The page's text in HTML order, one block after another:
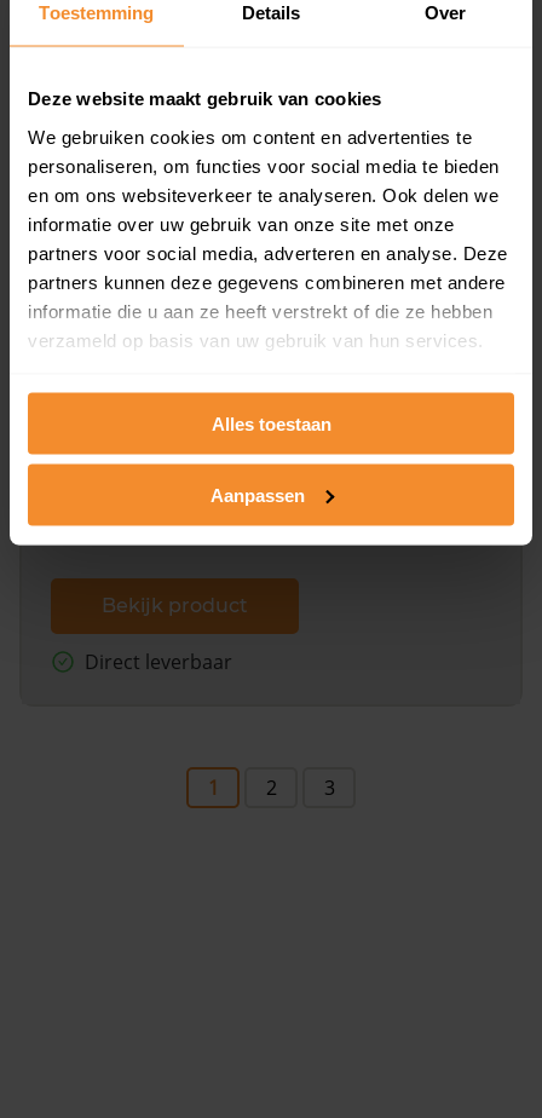
Toestemming Details Over
Deze website maakt gebruik van cookies
We gebruiken cookies om content en advertenties te
personaliseren, om functies voor social media te bieden
en om ons websiteverkeer te analyseren. Ook delen we
informatie over uw gebruik van onze site met onze
partners voor social media, adverteren en analyse. Deze
partners kunnen deze gegevens combineren met andere
informatie die u aan ze heeft verstrekt of die ze hebben
verzameld op basis van uw gebruik van hun services.
Alles toestaan
Aanpassen
en koopdatum) binnen een postcodegebied. Dit
inclusief een jaar lang gratis updates van nieuwe
Bekijk product
Direct leverbaar
Kadastrale kaart pakket
Alleen globale ligging perceel
omliggende percelen met de kadastrale erfgrenzen,
dit inclusief de luchtfoto!
Bekijk product
Direct leverbaar
1 2 3